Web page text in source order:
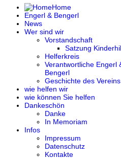
Home
Engerl & Bengerl
News
Wer sind wir
Vorstandschaft
Satzung
Helferkreis
Verantwortliche Engerl
Bengerl
Geschichte des Vereins
wie helfen wir
wie können Sie helfen
Dankeschön
Danke
In Memoriam
Infos
Impressum
Datenschutz
Kontakte